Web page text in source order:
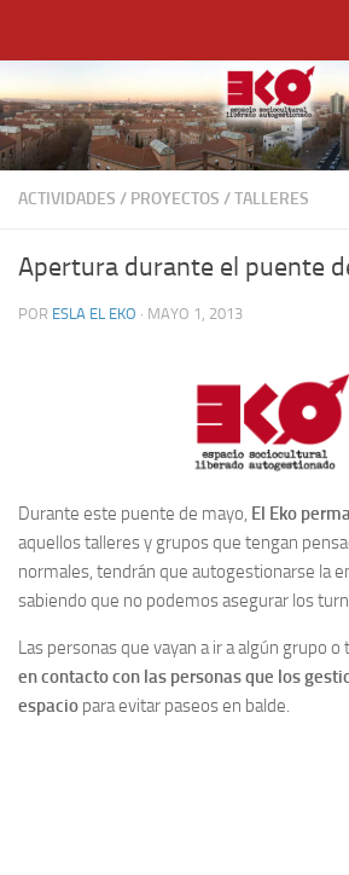
ACTIVIDADES / PROYECTOS /TALLERES
Apertura durante el puente
POR ESLA EL EKO · MAYO 1, 2013
Durante este puente de mayo, El Eko
aquellos talleres y grupos que tengan
normales, tendrán que autogestionarse la
sabiendo que no podemos asegurar los
Las personas que vayan a ir a algún grupo o
en contacto con las personas que los
espacio para evitar paseos en balde.